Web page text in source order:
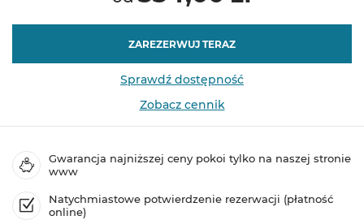
ZAREZERWUJ TERAZ
Sprawdź dostępność
Zobacz cennik
Gwarancja najniższej ceny pokoi tylko na naszej stronie
www
Natychmiastowe potwierdzenie rezerwacji (płatność
online)